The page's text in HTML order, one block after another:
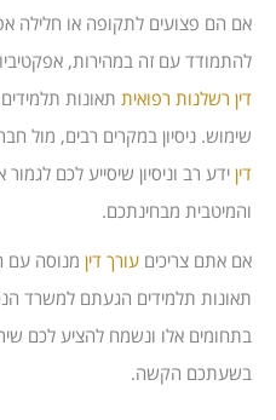
אם הם פצועים לתקופה או חלילה
להתמודד עם זה במהירות,
דין רשלנות רפואית תאונות
שימוש. ניסיון במקרים רבים, מול
דין ידע רב וניסיון שיסייע לכם
והמיטבית מבחינתכם.
אם אתם צריכים עורך דין מנוסה עם
תאונות תלמידים הגעתם למשרד
בתחומים אלו ונשמח להציע לכם
בשעתכם הקשה.